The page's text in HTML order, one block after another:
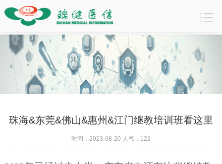
珠海&东莞&佛山&惠州&江门继教培训班看这里
时间：2023-08-20 人气： 122